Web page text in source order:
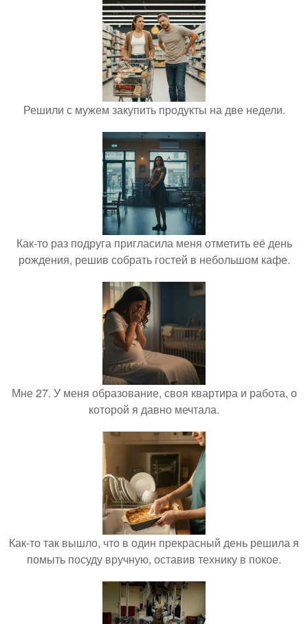
Решили с мужем закупить продукты на две недели.
Как-то раз подруга пригласила меня отметить её день
рождения, решив собрать гостей в небольшом кафе.
Мне 27. У меня образование, своя квартира и работа, о
которой я давно мечтала.
Как-то так вышло, что в один прекрасный день решила я
помыть посуду вручную, оставив технику в покое.